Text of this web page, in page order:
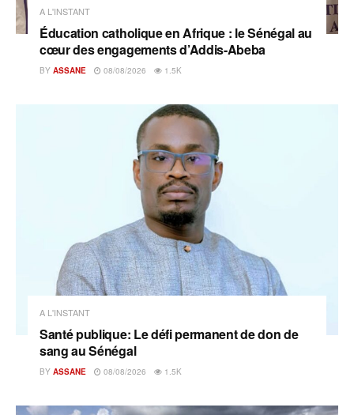
A L'INSTANT
Éducation catholique en Afrique : le Sénégal au
cœur des engagements d’Addis-Abeba
BY ASSANE 08/08/2026 1.5K
A L'INSTANT
Santé publique: Le défi permanent de don de
sang au Sénégal
BY ASSANE 08/08/2026 1.5K